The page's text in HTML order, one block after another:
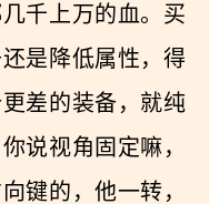
千上万的血。买
是降低属性，得
差的装备，就纯
说视角固定嘛，
键的，他一转，